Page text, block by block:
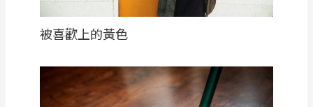
被喜歡上的黃色